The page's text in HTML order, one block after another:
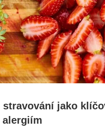
​stravování jako